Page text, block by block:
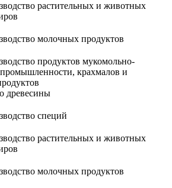
растительных и животных
молочных продуктов
продуктов мукомольно-
крахмалов и
древесины
специй
растительных и животных
молочных продуктов